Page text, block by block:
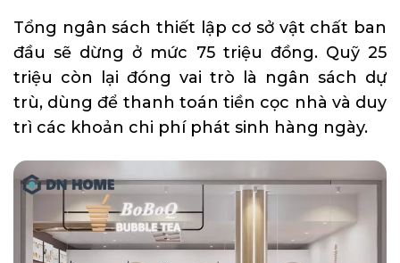
Tổng ngân sách thiết lập cơ sở vật chất ban
đầu sẽ dừng ở mức 75 triệu đồng. Quỹ 25
triệu còn lại đóng vai trò là ngân sách dự
trù, dùng để thanh toán tiền cọc nhà và duy
trì các khoản chi phí phát sinh hàng ngày.